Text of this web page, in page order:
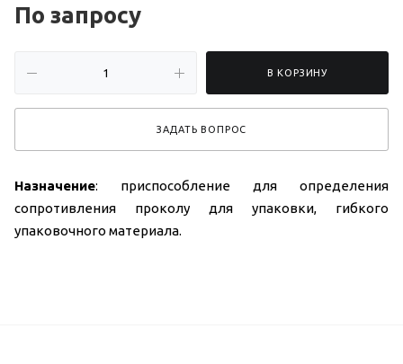
По запросу
В КОРЗИНУ
ЗАДАТЬ ВОПРОС
Назначение: приспособление для определения
сопротивления проколу для упаковки, гибкого
упаковочного материала.